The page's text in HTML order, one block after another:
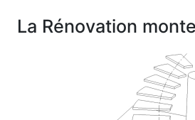
La Rénovation